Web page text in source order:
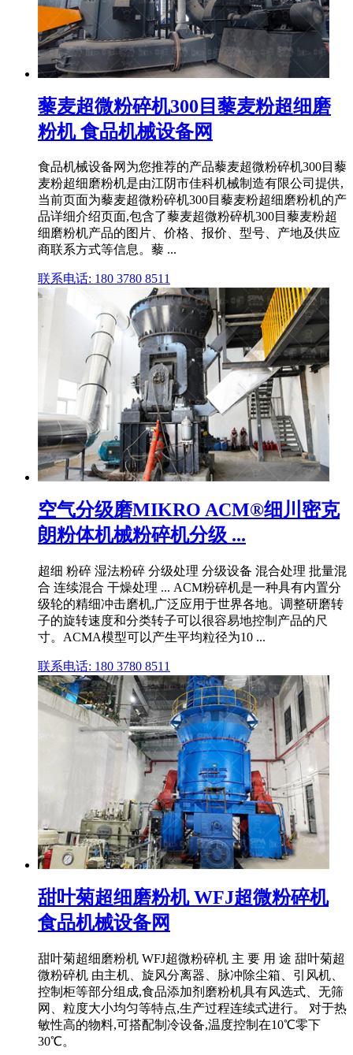
藜麦超微粉碎机300目藜麦粉超细磨
粉机 食品机械设备网
食品机械设备网为您推荐的产品藜麦超微粉碎机300目藜
麦粉超细磨粉机是由江阴市佳科机械制造有限公司提供,
当前页面为藜麦超微粉碎机300目藜麦粉超细磨粉机的产
品详细介绍页面,包含了藜麦超微粉碎机300目藜麦粉超
细磨粉机产品的图片、价格、报价、型号、产地及供应
商联系方式等信息。藜 ...
联系电话: 180 3780 8511
空气分级磨MIKRO ACM®细川密克
朗粉体机械粉碎机分级 ...
超细 粉碎 湿法粉碎 分级处理 分级设备 混合处理 批量混
合 连续混合 干燥处理 ... ACM粉碎机是一种具有内置分
级轮的精细冲击磨机,广泛应用于世界各地。调整研磨转
子的旋转速度和分类转子可以很容易地控制产品的尺
寸。ACMA模型可以产生平均粒径为10 ...
联系电话: 180 3780 8511
甜叶菊超细磨粉机 WFJ超微粉碎机
食品机械设备网
甜叶菊超细磨粉机 WFJ超微粉碎机 主 要 用 途 甜叶菊超
微粉碎机 由主机、旋风分离器、脉冲除尘箱、引风机、
控制柜等部分组成,食品添加剂磨粉机具有风选式、无筛
网、粒度大小均匀等特点,生产过程连续式进行。 对于热
敏性高的物料,可搭配制冷设备,温度控制在10℃零下
30℃。